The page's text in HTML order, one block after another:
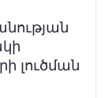
լուծման